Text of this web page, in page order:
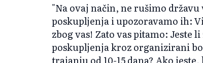
"Na ovaj način, ne rušimo
poskupljenja i upozoravamo ih:
zbog vas! Zato vas pitamo: Jeste
poskupljenja kroz organizirani
trajanju od 10-15 dana? Ako